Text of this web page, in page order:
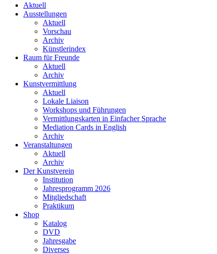
Aktuell
Ausstellungen
Aktuell
Vorschau
Archiv
Künstlerindex
Raum für Freunde
Aktuell
Archiv
Kunstvermittlung
Aktuell
Lokale Liaison
Workshops und Führungen
Vermittlungskarten in Einfacher Sprache
Mediation Cards in English
Archiv
Veranstaltungen
Aktuell
Archiv
Der Kunstverein
Institution
Jahresprogramm 2026
Mitgliedschaft
Praktikum
Shop
Katalog
DVD
Jahresgabe
Diverses